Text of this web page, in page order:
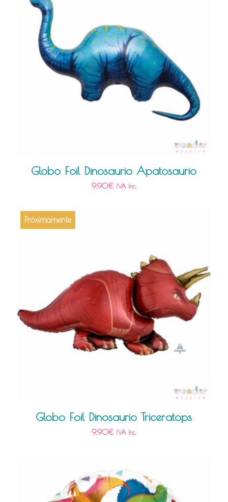
Globo Foil Dinosaurio Apatosaurio
9,90€ IVA Inc.
Próximamente
Globo Foil Dinosaurio Triceratops
9,90€ IVA Inc.